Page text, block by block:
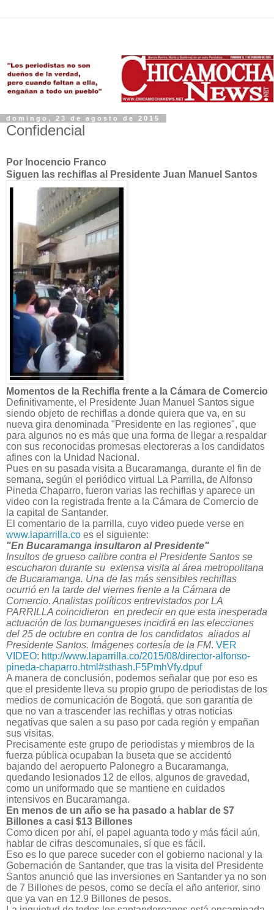
domingo, 23 de agosto de 2015
Confidencial
Por Inocencio Franco
Siguen las rechiflas al Presidente Juan Manuel Santos
​Momentos de la Rechifla frente a la Cámara de Comercio
Definitivamente, el Presidente Juan Manuel Santos sigue
siendo objeto de rechiflas a donde quiera que va, en su
nueva gira denominada "Presidente en las regiones", que
para algunos no es más que una forma de llegar a respaldar
con sus reconocidas promesas electoreras a los candidatos
afines con la Unidad Nacional.
Pues en su pasada visita a Bucaramanga, durante el fin de
semana, según el periódico virtual La Parrilla, de Alfonso
Pineda Chaparro, fueron varias las rechiflas y aparece un
video con la registrada frente a la Cámara de Comercio de
la capital de Santander.
El comentario de la parrilla, cuyo video puede verse en
www.laparrilla.co es el siguiente:
"En Bucaramanga insultaron al Presidente"
Insultos de grueso calibre contra el Presidente Santos se
escucharon durante su extensa visita al área metropolitana
de Bucaramanga. Una de las más sensibles rechiflas
ocurrió en la tarde del viernes frente a la Cámara de
Comercio. Analistas políticos entrevistados por LA
PARRILLA coincidieron en predecir en que esta inesperada
actuación de los bumangueses incidirá en las elecciones
del 25 de octubre en contra de los candidatos aliados al
Presidente Santos. Imágenes cortesía de la FM. VER
VIDEO: http://www.laparrilla.co/2015/08/director-alfonso-
pineda-chaparro.html#sthash.F5PmhVfy.dpuf
A manera de conclusión, podemos señalar que por eso es
que el presidente lleva su propio grupo de periodistas de los
medios de comunicación de Bogotá, que son garantía de
que no van a trascender las rechiflas y otras noticias
negativas que salen a su paso por cada región y empañan
sus visitas.
Precisamente este grupo de periodistas y miembros de la
fuerza pública ocupaban la buseta que se accidentó
bajando del aeropuerto Palonegro a Bucaramanga,
quedando lesionados 12 de ellos, algunos de gravedad,
como un uniformado que se mantiene en cuidados
intensivos en Bucaramanga.
En menos de un año se ha pasado a hablar de $7
Billones a casi $13 Billones
Como dicen por ahí, el papel aguanta todo y más fácil aún,
hablar de cifras descomunales, sí que es fácil.
Eso es lo que parece suceder con el gobierno nacional y la
Gobernación de Santander, que tras la visita del Presidente
Santos anunció que las inversiones en Santander ya no son
de 7 Billones de pesos, como se decía el año anterior, sino
que ya van en 12.9 Billones de pesos.